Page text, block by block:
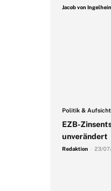
Jacob von
Politik & Aufsicht
EZB-
unverändert
Redaktion 23/